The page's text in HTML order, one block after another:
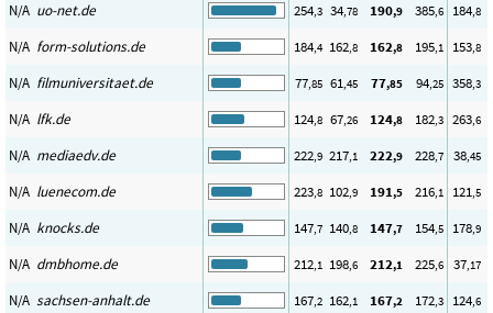
N/A uo-net.de 254,3 34,78 190,9 385,6 184,8
N/A form-solutions.de 184,4 162,8 162,8 195,1 153,8
N/A filmuniversitaet.de 77,85 61,45 77,85 94,25 358,3
N/A lfk.de 124,8 67,26 124,8 182,3 263,6
N/A mediaedv.de 222,9 217,1 222,9 228,7 38,45
N/A luenecom.de 223,8 102,9 191,5 216,1 121,5
N/A knocks.de 147,7 140,8 147,7 154,5 178,9
N/A dmbhome.de 212,1 198,6 212,1 225,6 37,17
N/A sachsen-anhalt.de 167,2 162,1 167,2 172,3 124,6